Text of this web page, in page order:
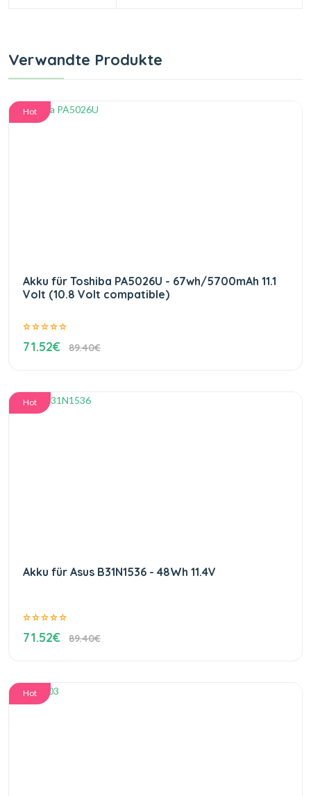
Verwandte Produkte
Hot
Akku für Toshiba PA5026U - 67wh/5700mAh 11.1
Volt (10.8 Volt compatible)
71.52€ 89.40€
Hot
Akku für Asus B31N1536 - 48Wh 11.4V
71.52€ 89.40€
Hot